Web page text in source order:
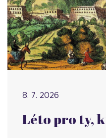
8. 7. 2026
Léto pro ty,